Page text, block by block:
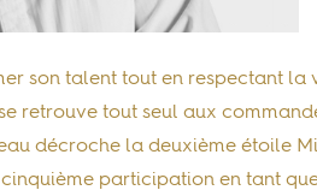
son talent tout en respectant
se retrouve tout seul aux
décroche la deuxième étoile
participation en tant